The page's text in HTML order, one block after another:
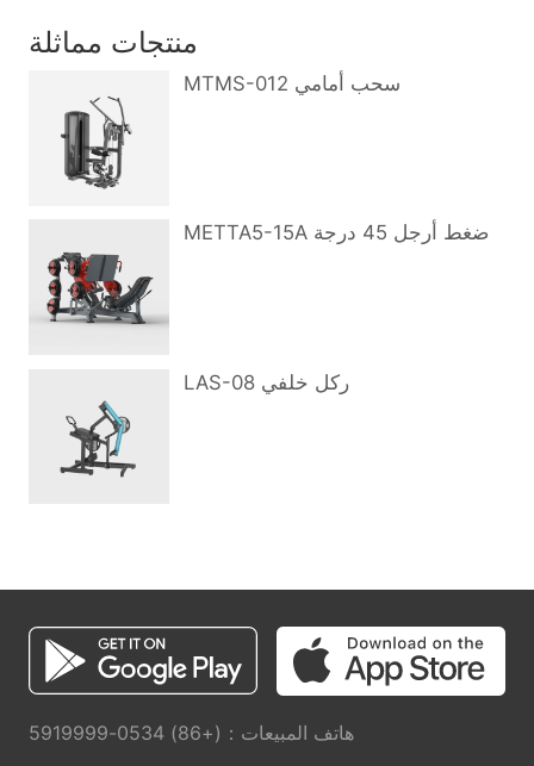
منتجات مماثلة
MTMS-012 سحب أمامي
METTA5-15A ضغط أرجل 45 درجة
LAS-08 ركل خلفي
هاتف المبيعات：(+86) 0534-5919999